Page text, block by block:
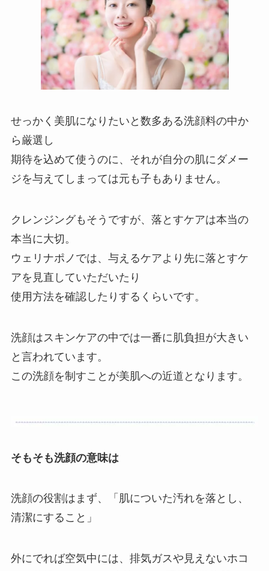
せっかく美肌になりたいと数多ある洗顔料の中か
ら厳選し
期待を込めて使うのに、それが自分の肌にダメー
ジを与えてしまっては元も子もありません。
クレンジングもそうですが、落とすケアは本当の
本当に大切。
ウェリナポノでは、与えるケアより先に落とすケ
アを見直していただいたり
使用方法を確認したりするくらいです。
洗顔はスキンケアの中では一番に肌負担が大きい
と言われています。
この洗顔を制すことが美肌への近道となります。
そもそも洗顔の意味は
洗顔の役割はまず、「肌についた汚れを落とし、
清潔にすること」
外にでれば空気中には、排気ガスや見えないホコ